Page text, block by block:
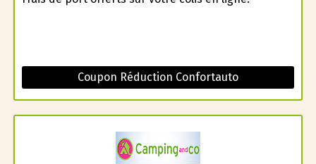
Coupon Réduction Confortauto